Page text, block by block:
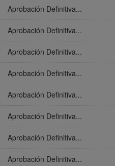
Aprobación Definitiva...
Aprobación Definitiva...
Aprobación Definitiva...
Aprobación Definitiva...
Aprobación Definitiva...
Aprobación Definitiva...
Aprobación Definitiva...
Aprobación Definitiva...